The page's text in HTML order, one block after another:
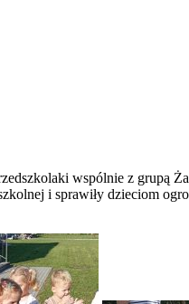
wspólnie z grupą
i sprawiły dzieciom